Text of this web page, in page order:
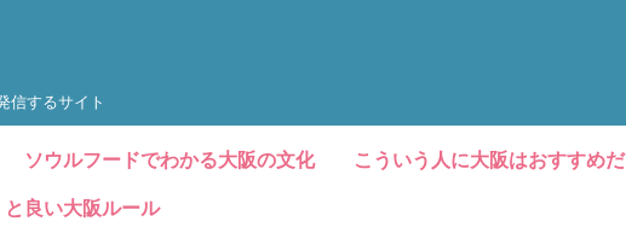
信するサイト
ソウルフードでわかる大阪の文化 こういう人に大阪はおすすめだ
良い大阪ルール